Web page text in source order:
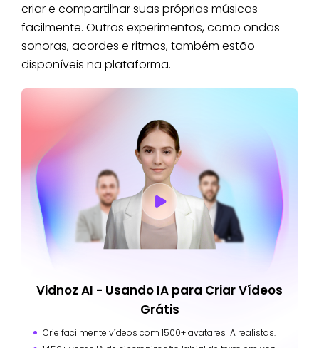
criar e compartilhar suas próprias músicas
facilmente. Outros experimentos, como ondas
sonoras, acordes e ritmos, também estão
disponíveis na plataforma.
Vidnoz AI - Usando IA para Criar Vídeos
Grátis
Crie facilmente vídeos com 1500+ avatares IA realistas.